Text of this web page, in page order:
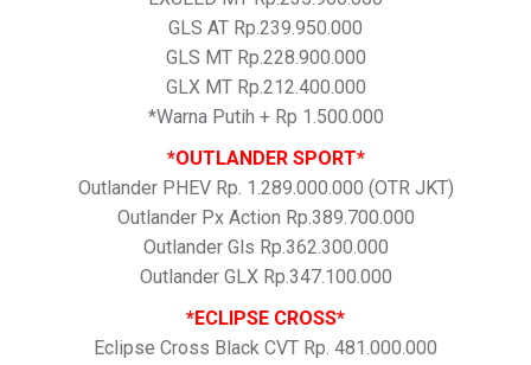
GLS AT Rp.239.950.000
GLS MT Rp.228.900.000
GLX MT Rp.212.400.000
*Warna Putih + Rp 1.500.000
*OUTLANDER SPORT*
Outlander PHEV Rp. 1.289.000.000 (OTR JKT)
Outlander Px Action Rp.389.700.000
Outlander Gls Rp.362.300.000
Outlander GLX Rp.347.100.000
*ECLIPSE CROSS*
Eclipse Cross Black CVT Rp. 481.000.000